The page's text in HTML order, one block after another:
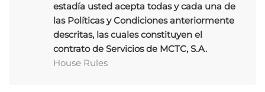
estadía usted acepta todas y cada una de
las Políticas y Condiciones anteriormente
descritas, las cuales constituyen el
contrato de Servicios de MCTC, S.A.
House Rules